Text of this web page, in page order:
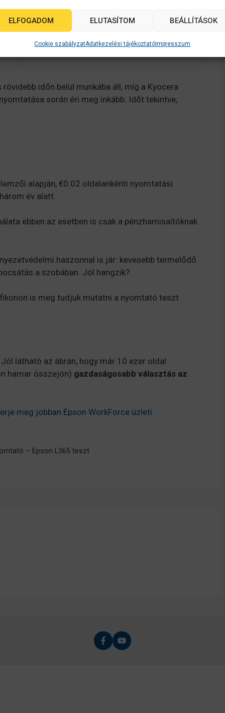
ELFOGADOM ELUTASÍTOM BEÁLLÍTÁSOK
Cookie szabályzatAdatkezelési tájékoztató Impresszum
475 W
USB 2.0 / Ethernet
időn belül munkába áll, míg a Kyocera
során éri meg inkább. Időt tekintve,
alapján, €0.02 oldalankénti nyomtatási
év alatt.
ebben az esetben is csak a pénzhamisaítóknak
haszonnal is jár: kevesebb termelődő
a szobában. Jól hangzik?
is meg tudjuk mutatni a nyomtató teszt
látható az ábrán, hogy már 10 ezer oldal
hamar összejön) gazdaságosabb választás az
meg jobban Epson WorkForce üzleti
– Epson L365 teszt